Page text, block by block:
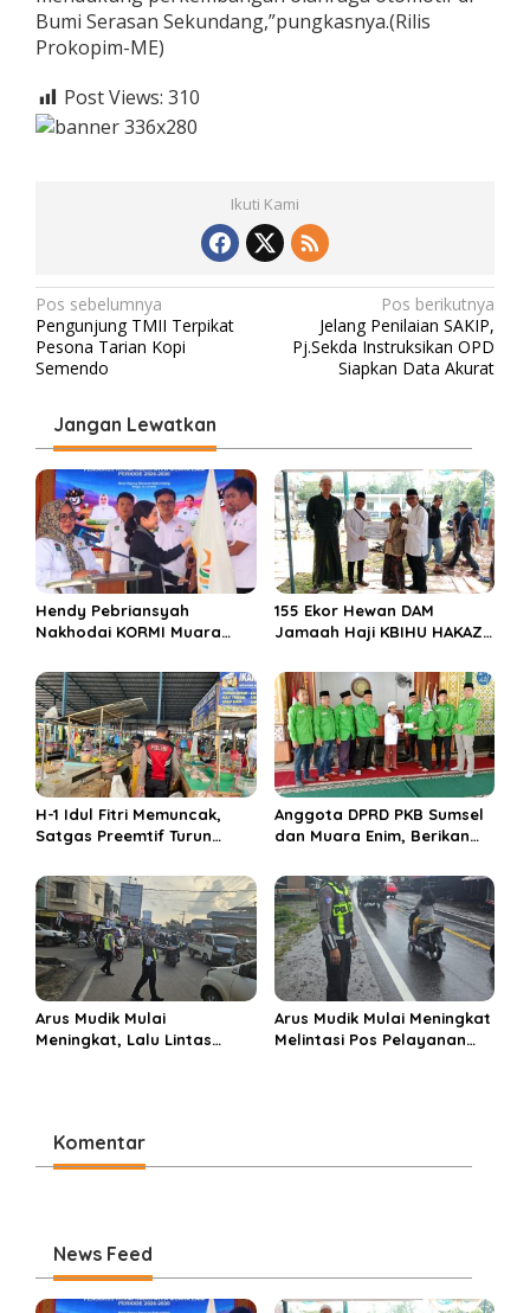
Bumi Serasan Sekundang,”pungkasnya.(Rilis
Prokopim-ME)
Post Views: 310
Ikuti Kami
N
a
v
g
a
s
i
p
o
s
Pos sebelumnya
Pengunjung TMII Terpikat
Pesona Tarian Kopi
Semendo
Pos berikutnya
Jelang Penilaian SAKIP,
Pj.Sekda Instruksikan OPD
Siapkan Data Akurat
Jangan Lewatkan
Hendy Pebriansyah
Nakhodai KORMI Muara
155 Ekor Hewan DAM
Jamaah Haji KBIHU HAKAZA
Miftahul Huda Muara Enim
H-1 Idul Fitri Memuncak,
Satgas Preemtif Turun
Perbelanjaan Muara Enim
Anggota DPRD PKB Sumsel
dan Muara Enim, Berikan
di Ponpes Miftahul Huda
Arus Mudik Mulai
Meningkat, Lalu Lintas
Arus Mudik Mulai Meningkat
Melintasi Pos Pelayanan
Komentar
News Feed